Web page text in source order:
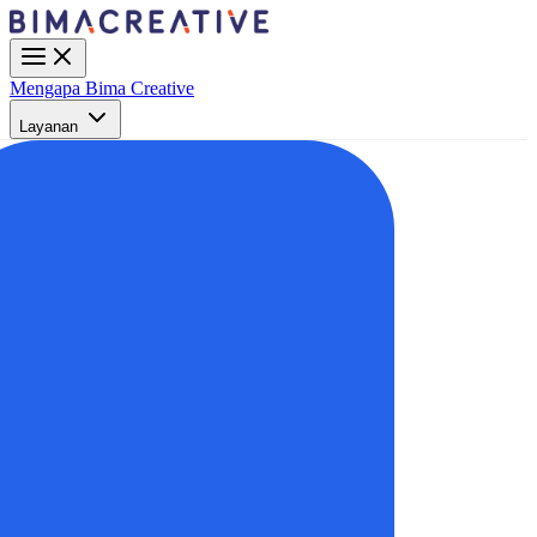
Mengapa Bima Creative
Layanan